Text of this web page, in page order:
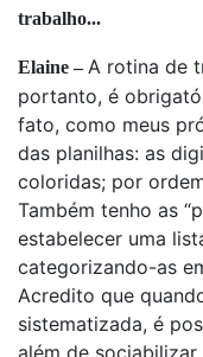
trabalho...
Elaine – A rotina de
portanto, é
fato, como meus
das planilhas: as
coloridas; por
Também tenho as
estabelecer uma
categorizando-as
Acredito que
sistematizada, é
além de